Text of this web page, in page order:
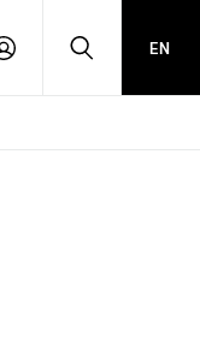
PŘIHLÁSITHLEDAT
EN